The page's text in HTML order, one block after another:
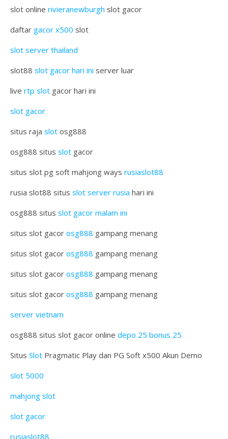
slot online rivieranewburgh slot gacor
daftar gacor x500 slot
slot server thailand
slot88 slot gacor hari ini server luar
live rtp slot gacor hari ini
slot gacor
situs raja slot osg888
osg888 situs slot gacor
situs slot pg soft mahjong ways rusiaslot88
rusia slot88 situs slot server rusia hari ini
osg888 situs slot gacor malam ini
situs slot gacor osg888 gampang menang
situs slot gacor osg888 gampang menang
situs slot gacor osg888 gampang menang
situs slot gacor osg888 gampang menang
server vietnam
osg888 situs slot gacor online depo 25 bonus 25
Situs Slot Pragmatic Play dan PG Soft x500 Akun Demo
slot 5000
mahjong slot
slot gacor
rusiaslot88